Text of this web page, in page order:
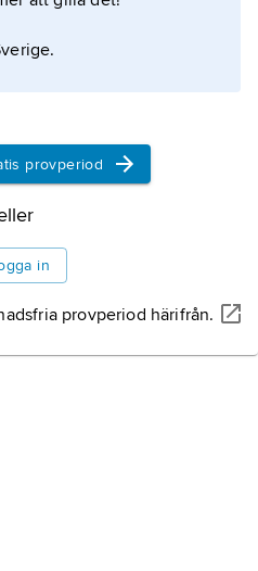
provperiod
in
provperiod härifrån.